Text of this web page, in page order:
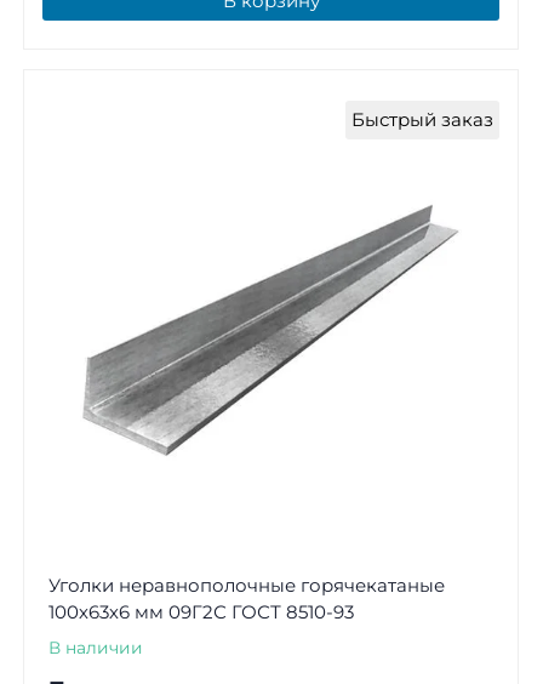
Быстрый заказ
Уголки неравнополочные горячекатаные
100х63х6 мм 09Г2С ГОСТ 8510-93
В наличии